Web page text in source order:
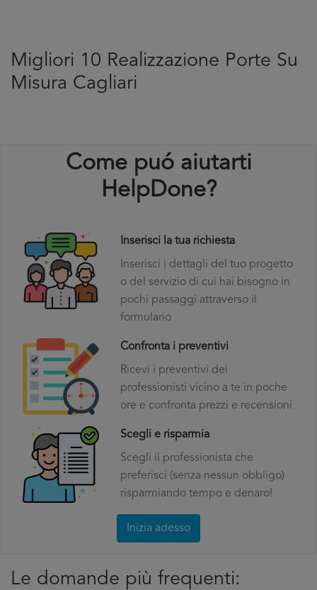
Migliori 10 Realizzazione Porte Su
Misura Cagliari
Come puó aiutarti
HelpDone?
Inserisci la tua richiesta
Inserisci i dettagli del tuo progetto
o del servizio di cui hai bisogno in
pochi passaggi attraverso il
formulario
Confronta i preventivi
Ricevi i preventivi dei
professionisti vicino a te in poche
ore e confronta prezzi e recensioni
Scegli e risparmia
Scegli il professionista che
preferisci (senza nessun obbligo)
risparmiando tempo e denaro!
Inizia adesso
Le domande più frequenti: